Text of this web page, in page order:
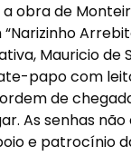
a obra de
Mauricio de
papo com
de
As senhas
e patrocínio